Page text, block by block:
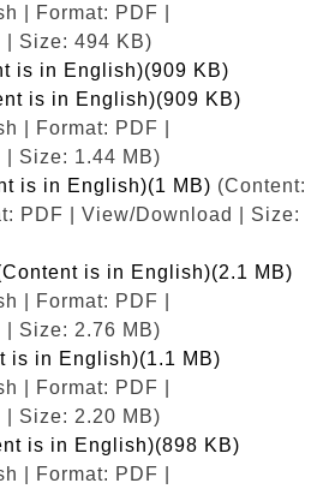
| Format: PDF |
Size: 494 KB)
is in English)(909 KB)
is in English)(909 KB)
| Format: PDF |
Size: 1.44 MB)
is in English)(1 MB) (Content:
PDF | View/Download | Size:
is in English)(2.1 MB)
| Format: PDF |
Size: 2.76 MB)
is in English)(1.1 MB)
| Format: PDF |
Size: 2.20 MB)
is in English)(898 KB)
| Format: PDF |